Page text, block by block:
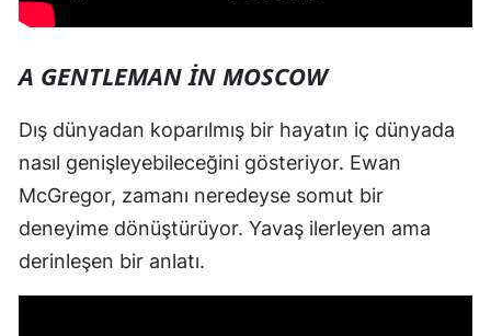
A GENTLEMAN IN MOSCOW
Dış dünyadan koparılmış bir hayatın iç dünyada
nasıl genişleyebileceğini gösteriyor. Ewan
McGregor, zamanı neredeyse somut bir
deneyime dönüştürüyor. Yavaş ilerleyen ama
derinleşen bir anlatı.